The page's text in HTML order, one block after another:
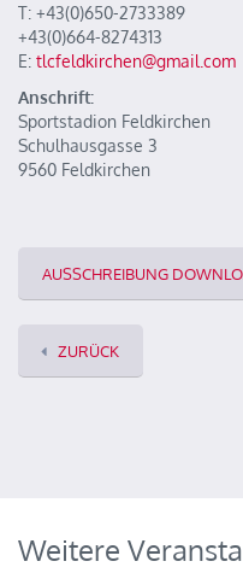
T: +43(0)650-2733389
+43(0)664-8274313
E: tlcfeldkirchen@gmail.com
Anschrift:
Sportstadion Feldkirchen
Schulhausgasse 3
9560 Feldkirchen
AUSSCHREIBUNG
ZURÜCK
Weitere